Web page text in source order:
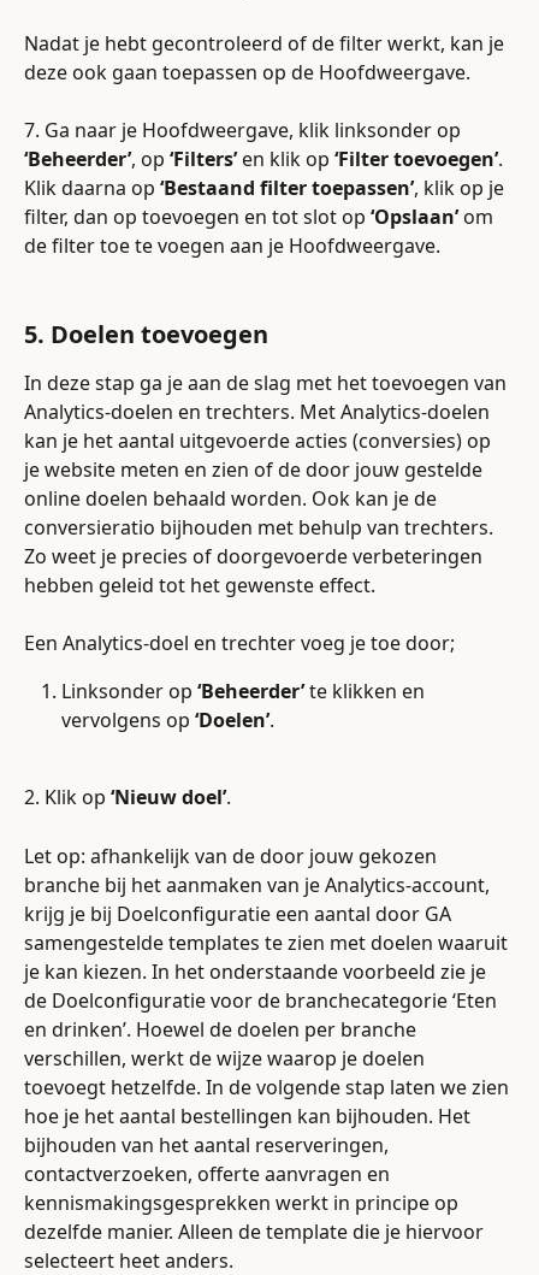
Nadat je hebt gecontroleerd of de filter werkt, kan je
deze ook gaan toepassen op de Hoofdweergave.
7. Ga naar je Hoofdweergave, klik linksonder op
‘Beheerder’, op ‘Filters’ en klik op ‘Filter toevoegen’.
Klik daarna op ‘Bestaand filter toepassen’, klik op je
filter, dan op toevoegen en tot slot op ‘Opslaan’ om
de filter toe te voegen aan je Hoofdweergave.
5. Doelen toevoegen
In deze stap ga je aan de slag met het toevoegen van
Analytics-doelen en trechters. Met Analytics-doelen
kan je het aantal uitgevoerde acties (conversies) op
je website meten en zien of de door jouw gestelde
online doelen behaald worden. Ook kan je de
conversieratio bijhouden met behulp van trechters.
Zo weet je precies of doorgevoerde verbeteringen
hebben geleid tot het gewenste effect.
Een Analytics-doel en trechter voeg je toe door;
Linksonder op ‘Beheerder’ te klikken en
vervolgens op ‘Doelen’.
2. Klik op ‘Nieuw doel’.
Let op: afhankelijk van de door jouw gekozen
branche bij het aanmaken van je Analytics-account,
krijg je bij Doelconfiguratie een aantal door GA
samengestelde templates te zien met doelen waaruit
je kan kiezen. In het onderstaande voorbeeld zie je
de Doelconfiguratie voor de branchecategorie ‘Eten
en drinken’. Hoewel de doelen per branche
verschillen, werkt de wijze waarop je doelen
toevoegt hetzelfde. In de volgende stap laten we zien
hoe je het aantal bestellingen kan bijhouden. Het
bijhouden van het aantal reserveringen,
contactverzoeken, offerte aanvragen en
kennismakingsgesprekken werkt in principe op
dezelfde manier. Alleen de template die je hiervoor
selecteert heet anders.